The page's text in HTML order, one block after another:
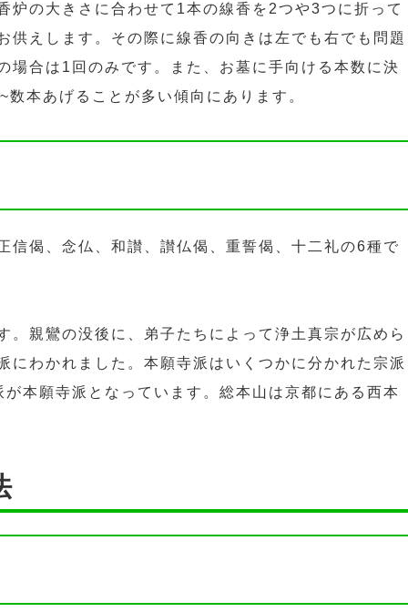
炉の大きさに合わせて1本の線香を2つや3つに折って
供えします。その際に線香の向きは左でも右でも問題
場合は1回のみです。また、お墓に手向ける本数に決
本あげることが多い傾向にあります。
信偈、念仏、和讃、讃仏偈、重誓偈、十二礼の6種で
。親鸞の没後に、弟子たちによって浄土真宗が広めら
にわかれました。本願寺派はいくつかに分かれた宗派
本願寺派となっています。総本山は京都にある西本